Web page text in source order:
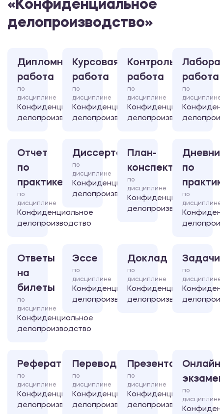
«Конфиденциальное
делопроизводство»
Дипломная
работа
по
дисциплине
Конфиденциальное
делопроизводство
Курсовая
работа
по
дисциплине
Конфиденциальное
делопроизводство
Контрольная
работа
по
дисциплине
Конфиденциальное
делопроизводство
работа
по
Отчет
по
практике
по
дисциплине
Конфиденциальное
делопроизводство
Диссертация
по
дисциплине
Конфиденциальное
делопроизводство
План-
конспект
по
дисциплине
Конфиденциальное
делопроизводство
по
по
Ответы
на
билеты
по
дисциплине
Конфиденциальное
делопроизводство
Эссе
по
дисциплине
Конфиденциальное
делопроизводство
Доклад
по
дисциплине
Конфиденциальное
делопроизводство
Задачи
по
Реферат
по
дисциплине
Конфиденциальное
делопроизводство
Перевод
по
дисциплине
Конфиденциальное
делопроизводство
Презентация
по
дисциплине
Конфиденциальное
делопроизводство
по